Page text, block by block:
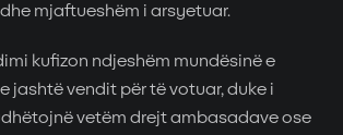
mjaftueshëm i arsyetuar.
kufizon ndjeshëm mundësinë e
jashtë vendit për të votuar, duke i
vetëm drejt ambasadave ose